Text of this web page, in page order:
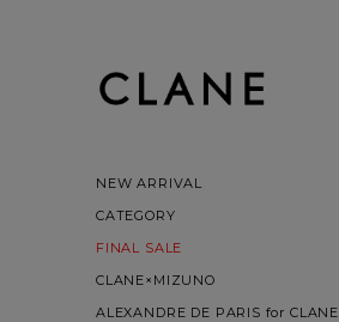
NEW ARRIVAL
CATEGORY
FINAL SALE
CLANE×MIZUNO
ALEXANDRE DE PARIS for CLANE